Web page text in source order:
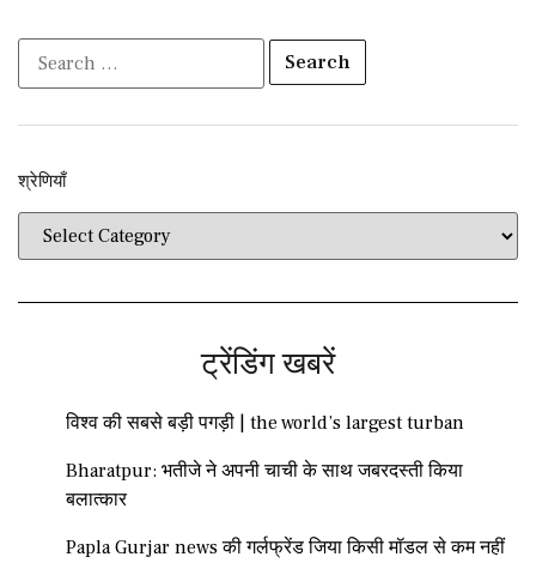
श्रेणियाँ​​
ट्रेंडिंग खबरें
विश्व की सबसे बड़ी पगड़ी | the world’s largest turban
Bharatpur: भतीजे ने अपनी चाची के साथ जबरदस्ती किया
बलात्कार
Papla Gurjar news की गर्लफ्रेंड जिया किसी मॉडल से कम नहीं